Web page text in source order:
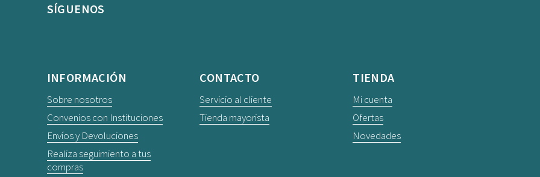
SÍGUENOS
INFORMACIÓN
Sobre nosotros
Convenios con Instituciones
Envíos y Devoluciones
Realiza seguimiento a tus
compras
CONTACTO
Servicio al cliente
Tienda mayorista
TIENDA
Mi cuenta
Ofertas
Novedades